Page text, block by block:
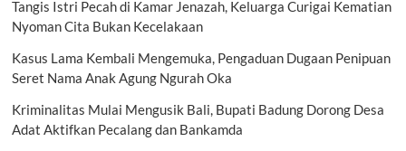
Tangis Istri Pecah di Kamar Jenazah, Keluarga Curigai Kematian
Nyoman Cita Bukan Kecelakaan
Kasus Lama Kembali Mengemuka, Pengaduan Dugaan Penipuan
Seret Nama Anak Agung Ngurah Oka
Kriminalitas Mulai Mengusik Bali, Bupati Badung Dorong Desa
Adat Aktifkan Pecalang dan Bankamda